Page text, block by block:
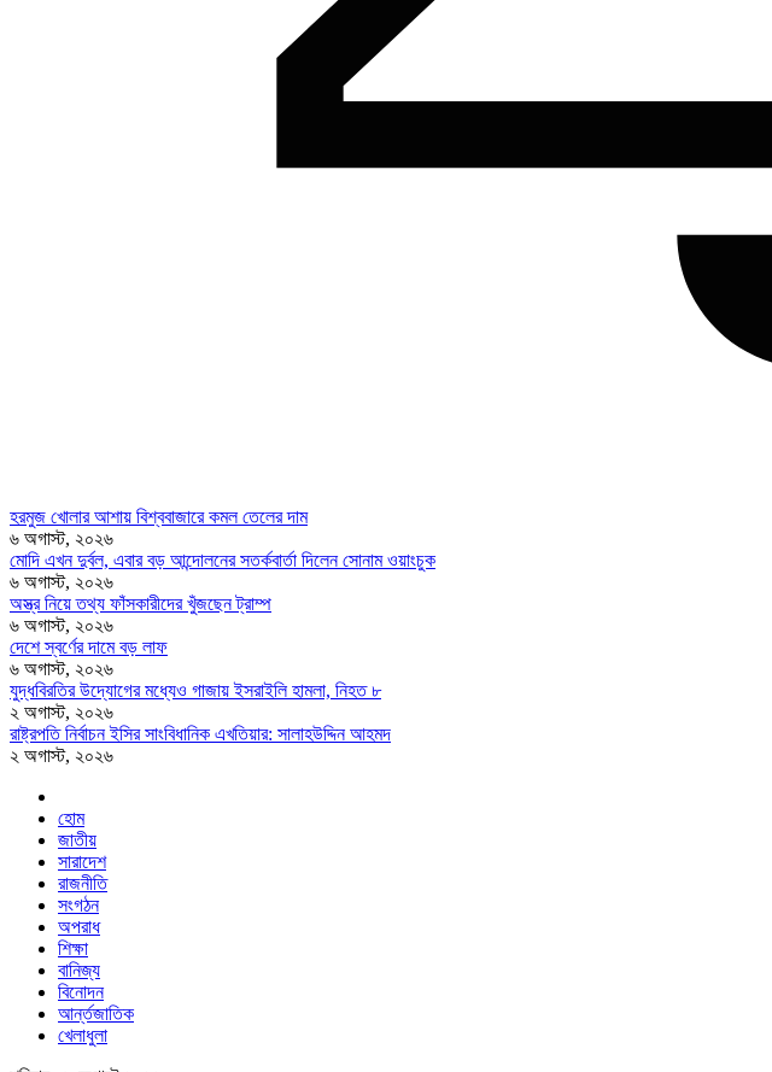
হরমুজ খোলার আশায় বিশ্ববাজারে কমল তেলের দাম
৬ অগাস্ট, ২০২৬
মোদি এখন দুর্বল, এবার বড় আন্দোলনের সতর্কবার্তা দিলেন সোনাম ওয়াংচুক
৬ অগাস্ট, ২০২৬
অস্ত্র নিয়ে তথ্য ফাঁসকারীদের খুঁজছেন ট্রাম্প
৬ অগাস্ট, ২০২৬
দেশে স্বর্ণের দামে বড় লাফ
৬ অগাস্ট, ২০২৬
যুদ্ধবিরতির উদ্যোগের মধ্যেও গাজায় ইসরাইলি হামলা, নিহত ৮
২ অগাস্ট, ২০২৬
রাষ্ট্রপতি নির্বাচন ইসির সাংবিধানিক এখতিয়ার: সালাহউদ্দিন আহমদ
২ অগাস্ট, ২০২৬
হোম
জাতীয়
সারাদেশ
রাজনীতি
সংগঠন
অপরাধ
শিক্ষা
বানিজ্য
বিনোদন
আর্ন্তজাতিক
খেলাধুলা